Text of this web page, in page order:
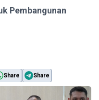
Pembangunan
Share Share